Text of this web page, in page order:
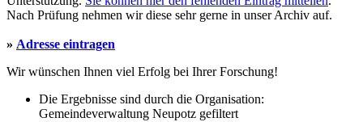
Nach Prüfung nehmen wir diese sehr gerne in unser Archiv auf.
» Adresse eintragen
Wir wünschen Ihnen viel Erfolg bei Ihrer Forschung!
Die Ergebnisse sind durch die Organisation:
Gemeindeverwaltung Neupotz gefiltert